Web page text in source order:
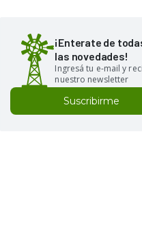
¡Enterate de
las novedades!
Ingresá tu e-mail y
nuestro newsletter
Suscribirme